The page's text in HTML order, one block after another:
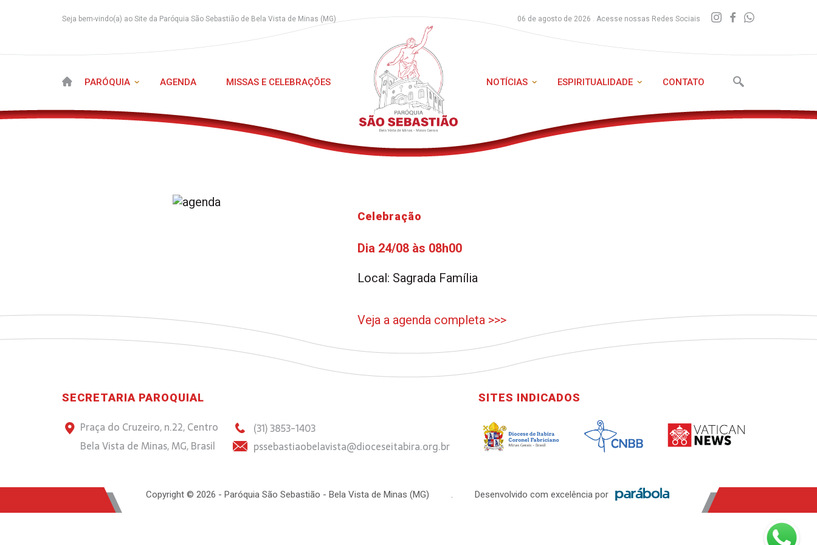
Seja bem-vindo(a) ao Site da Paróquia São Sebastião de Bela Vista de Minas (MG) 06 de agosto de 2026 . Acesse nossas Redes Sociais
PARÓQUIA AGENDA MISSAS E CELEBRAÇÕES NOTÍCIAS ESPIRITUALIDADE CONTATO
Celebração
Dia 24/08 às 08h00
Local: Sagrada Família
Veja a agenda completa >>>
SECRETARIA PAROQUIAL
Praça do Cruzeiro, n.22, Centro
Bela Vista de Minas, MG, Brasil
(31) 3853-1403
pssebastiaobelavista@dioceseitabira.org.br
SITES INDICADOS
Copyright © 2026 - Paróquia São Sebastião - Bela Vista de Minas (MG) . Desenvolvido com excelência por